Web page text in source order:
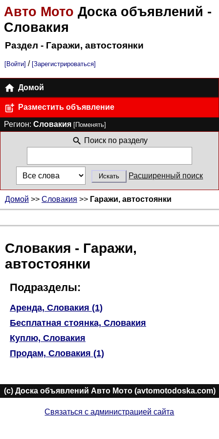
Авто Мото Доска объявлений -
Словакия
Раздел - Гаражи, автостоянки
[Войти] / [Зарегистрироваться]
Домой
Разместить объявление
Регион: Словакия [Поменять]
Поиск по разделу
Расширенный поиск
Домой >> Словакия >> Гаражи, автостоянки
Словакия - Гаражи,
автостоянки
Подразделы:
Аренда, Словакия (1)
Бесплатная стоянка, Словакия
Куплю, Словакия
Продам, Словакия (1)
(c) Доска объявлений Авто Мото (avtomotodoska.com)
Связаться с администрацией сайта